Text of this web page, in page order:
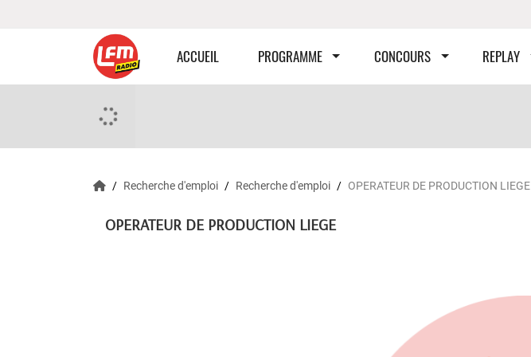
ACCUEIL PROGRAMME CONCOURS REPLAY
Recherche d'emploi Recherche d'emploi OPERATEUR DE PRODUCTION LIEGE
OPERATEUR DE PRODUCTION LIEGE